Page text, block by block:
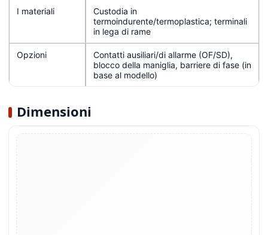
I materiali
Custodia in
termoindurente/termoplastica; terminali
in lega di rame
Opzioni
Contatti ausiliari/di allarme (OF/SD),
blocco della maniglia, barriere di fase (in
base al modello)
Dimensioni